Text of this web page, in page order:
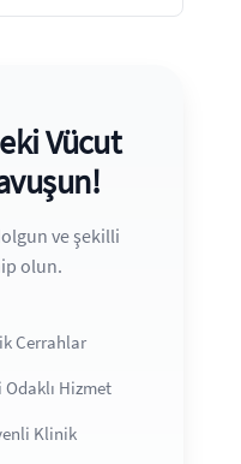
Vücut
ve şekilli
olun.
Cerrahlar
Hizmet
Klinik